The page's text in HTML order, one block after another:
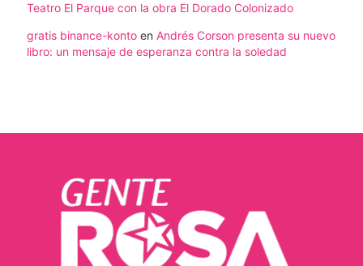
Teatro El Parque con la obra El Dorado Colonizado
gratis binance-konto en Andrés Corson presenta su nuevo
libro: un mensaje de esperanza contra la soledad